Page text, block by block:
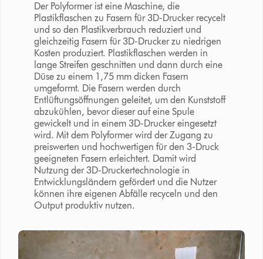
Der Polyformer ist eine Maschine, die
Plastikflaschen zu Fasern für 3D-Drucker recycelt
und so den Plastikverbrauch reduziert und
gleichzeitig Fasern für 3D-Drucker zu niedrigen
Kosten produziert. Plastikflaschen werden in
lange Streifen geschnitten und dann durch eine
Düse zu einem 1,75 mm dicken Fasern
umgeformt. Die Fasern werden durch
Entlüftungsöffnungen geleitet, um den Kunststoff
abzukühlen, bevor dieser auf eine Spule
gewickelt und in einem 3D-Drucker eingesetzt
wird. Mit dem Polyformer wird der Zugang zu
preiswerten und hochwertigen für den 3-Druck
geeigneten Fasern erleichtert. Damit wird
Nutzung der 3D-Druckertechnologie in
Entwicklungsländern gefördert und die Nutzer
können ihre eigenen Abfälle recyceln und den
Output produktiv nutzen.